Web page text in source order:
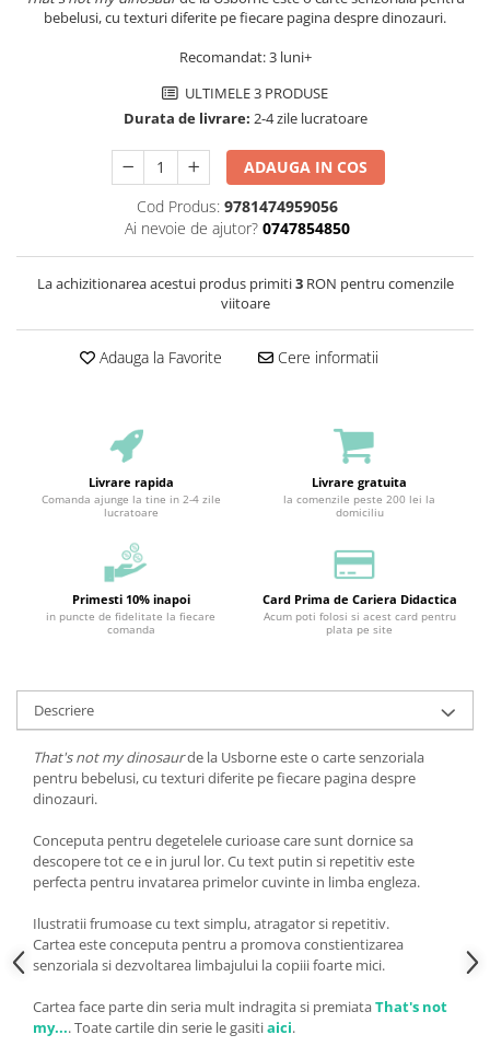
bebelusi, cu texturi diferite pe fiecare pagina despre dinozauri.
Recomandat: 3 luni+
ULTIMELE 3 PRODUSE
Durata de livrare: 2-4 zile lucratoare
ADAUGA IN COS
Cod Produs: 9781474959056
Ai nevoie de ajutor? 0747854850
La achizitionarea acestui produs primiti3RON pentru comenzile
viitoare
Adauga la Favorite Cere informatii
Livrare rapida
Comanda ajunge la tine in 2-4 zile
lucratoare
Livrare gratuita
la comenzile peste 200 lei la
domiciliu
Primesti 10% inapoi
in puncte de fidelitate la fiecare
comanda
Card Prima de Cariera Didactica
Acum poti folosi si acest card pentru
plata pe site
Descriere
That's not my dinosaurde la Usborne este o carte senzoriala
pentru bebelusi, cu texturi diferite pe fiecare pagina despre
dinozauri.
Conceputa pentru degetelele curioase care sunt dornice sa
descopere tot ce e in jurul lor. Cu text putin si repetitiv este
perfecta pentru invatarea primelor cuvinte in limba engleza.
Ilustratii frumoase cu text simplu, atragator si repetitiv.
Cartea este conceputa pentru a promova constientizarea
senzoriala si dezvoltarea limbajului la copiii foarte mici.
Cartea face parte din seria mult indragita si premiataThat's not
my....Toate cartile din serie le gasitiaici.